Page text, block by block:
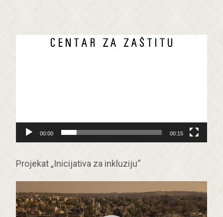
Прегледач
записа
00:00 00:15
Projekat „Inicijativa za inkluziju“
Прегледач
видео
записа